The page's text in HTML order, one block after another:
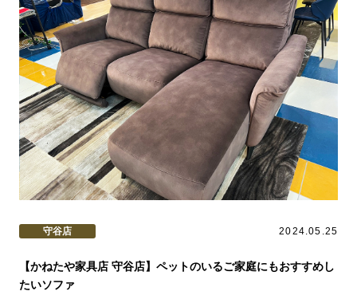
守谷店 2024.05.25
【かねたや家具店 守谷店】ペットのいるご家庭にもおすすめし
たいソファ